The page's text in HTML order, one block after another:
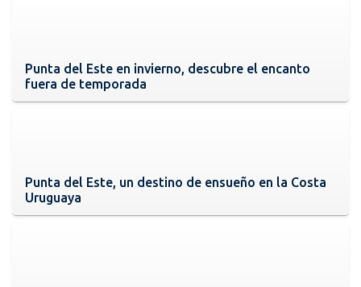
Punta del Este en invierno, descubre el encanto
fuera de temporada
Punta del Este, un destino de ensueño en la Costa
Uruguaya